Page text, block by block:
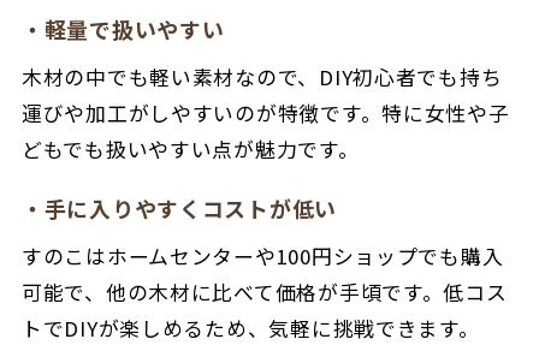
・軽量で扱いやすい
木材の中でも軽い素材なので、DIY初心者でも持ち
運びや加工がしやすいのが特徴です。特に女性や子
どもでも扱いやすい点が魅力です。
・手に入りやすくコストが低い
すのこはホームセンターや100円ショップでも購入
可能で、他の木材に比べて価格が手頃です。低コス
トでDIYが楽しめるため、気軽に挑戦できます。